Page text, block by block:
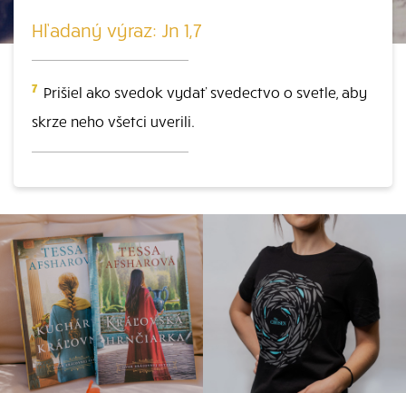
Hľadaný výraz: Jn 1,7
7 Prišiel ako svedok vydať svedectvo o svetle, aby
skrze neho všetci uverili.